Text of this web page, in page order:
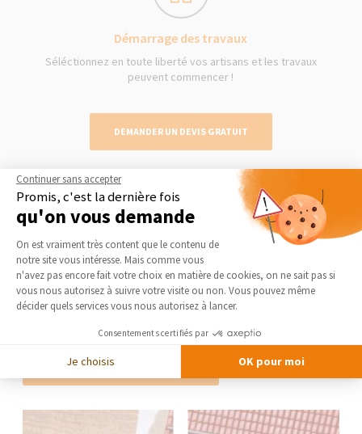
Démarrage des travaux
Séléctionnez en toute liberté vos artisans et les travaux
peuvent commencer !
DEMANDER UN DEVIS GRATUIT
Le guide thématique
Rénovation énergétique
Qu’il s’agisse de refaire une maison ancienne, moderne, ou un
appartement, la rénovation énergétique est une option à la fois
économique (vous faites des économies et de nombreuses aides
pour vos travaux existent) et éco-responsable (vous participez à la
LIRE LE GUIDE THÉMATIQUE
Continuer sans accepter
Promis, c'est la dernière fois
qu'on vous demande
Plateforme de Gestion du
On est vraiment très content que le contenu de
notre site vous intéresse. Mais comme vous
n'avez pas encore fait votre choix en matière de cookies, on ne sait pas si
vous nous autorisez à suivre votre visite ou non. Vous pouvez même
décider quels services vous nous autorisez à lancer.
Consentements certifiés par
Je choisis OK pour moi
Axeptio consent